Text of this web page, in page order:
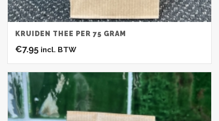
KRUIDEN THEE PER 75 GRAM
€7.95 incl. BTW